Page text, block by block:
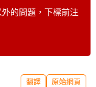
的問題，下標前注
翻譯 原始網頁